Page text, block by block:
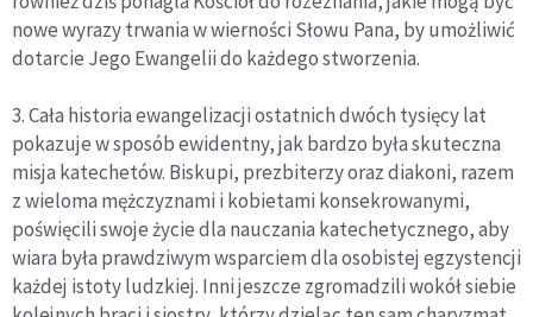
nowe wyrazy trwania w wierności Słowu Pana, by umożliwić
dotarcie Jego Ewangelii do każdego stworzenia.
3. Cała historia ewangelizacji ostatnich dwóch tysięcy lat
pokazuje w sposób ewidentny, jak bardzo była skuteczna
misja katechetów. Biskupi, prezbiterzy oraz diakoni, razem
z wieloma mężczyznami i kobietami konsekrowanymi,
poświęcili swoje życie dla nauczania katechetycznego, aby
wiara była prawdziwym wsparciem dla osobistej egzystencji
każdej istoty ludzkiej. Inni jeszcze zgromadzili wokół siebie